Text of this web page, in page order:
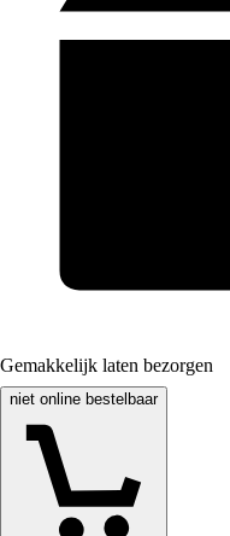
Gemakkelijk laten bezorgen
niet online bestelbaar